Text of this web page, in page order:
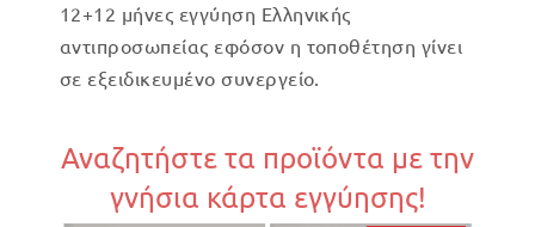
12+12 μήνες εγγύηση Ελληνικής
αντιπροσωπείας εφόσον η τοποθέτηση γίνει
σε εξειδικευμένο συνεργείο.
Αναζητήστε τα προϊόντα με την
γνήσια κάρτα εγγύησης!